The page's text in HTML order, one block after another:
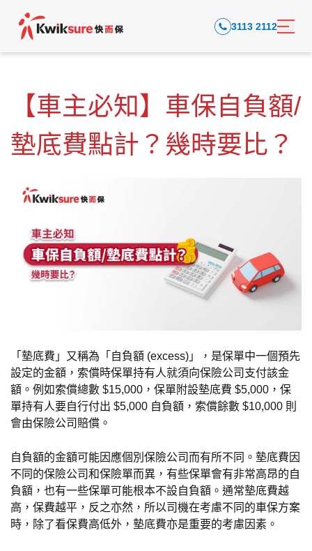
3113 2112
【車主必知】車保自負額/
墊底費點計？幾時要比？
「墊底費」又稱為「自負額 (excess)」，是保單中一個預先
設定的金額，索償時保單持有人就須向保險公司支付該金
額。例如索償總數 $15,000，保單附設墊底費 $5,000，保
單持有人要自行付出 $5,000 自負額，索償餘數 $10,000 則
會由保險公司賠償。
自負額的金額可能因應個別保險公司而有所不同。墊底費因
不同的保險公司和保險單而異，有些保單會有非常高昂的自
負額，也有一些保單可能根本不設自負額。通常墊底費越
高，保費越平，反之亦然，所以司機在考慮不同的車保方案
時，除了看保費高低外，墊底費亦是重要的考慮因素。